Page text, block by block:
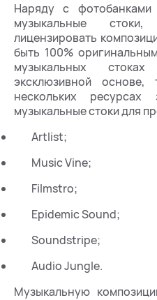
Наряду с
музыкальные
лицензировать
быть 100%
музыкальных
эксклюзивной
нескольких ресурсах
музыкальные стоки для
Artlist;
Music Vine;
Filmstro;
Epidemic Sound;
Soundstripe;
Audio Jungle.
Музыкальную